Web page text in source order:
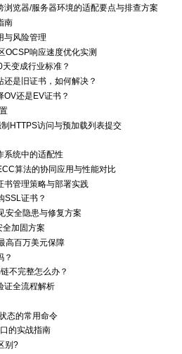
览器/服务器环境的适配要点与排查方案
南
与风险管理
OCSP响应速度优化实测
变成行业标准？
是旧证书，如何解决？
还是EV证书？
HTTPS访问与预加载列表提交
系统中的适配性
算法的协同应用与性能对比
书管理策略与部署实践
SSL证书？
安全隐患与修复方案
全加固方案
高百万美元保障
？
不完整怎么办？
证全流程解析
态的常用命令
的实战指南
别?